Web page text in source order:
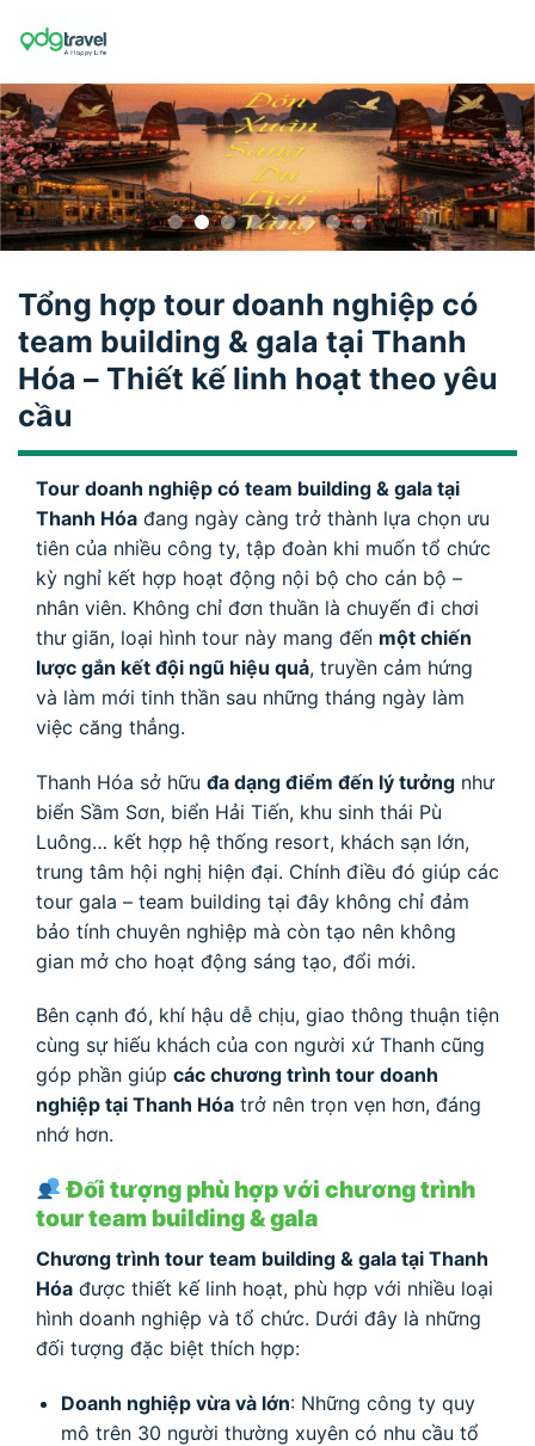
Tổng hợp tour doanh nghiệp có
team building & gala tại Thanh
Hóa – Thiết kế linh hoạt theo yêu
cầu
Tour doanh nghiệp có team building & gala tại
Thanh Hóa đang ngày càng trở thành lựa chọn ưu
tiên của nhiều công ty, tập đoàn khi muốn tổ chức
kỳ nghỉ kết hợp hoạt động nội bộ cho cán bộ –
nhân viên. Không chỉ đơn thuần là chuyến đi chơi
thư giãn, loại hình tour này mang đến một chiến
lược gắn kết đội ngũ hiệu quả, truyền cảm hứng
và làm mới tinh thần sau những tháng ngày làm
việc căng thẳng.
Thanh Hóa sở hữu đa dạng điểm đến lý tưởng như
biển Sầm Sơn, biển Hải Tiến, khu sinh thái Pù
Luông… kết hợp hệ thống resort, khách sạn lớn,
trung tâm hội nghị hiện đại. Chính điều đó giúp các
tour gala – team building tại đây không chỉ đảm
bảo tính chuyên nghiệp mà còn tạo nên không
gian mở cho hoạt động sáng tạo, đổi mới.
Bên cạnh đó, khí hậu dễ chịu, giao thông thuận tiện
cùng sự hiếu khách của con người xứ Thanh cũng
góp phần giúp các chương trình tour doanh
nghiệp tại Thanh Hóa trở nên trọn vẹn hơn, đáng
nhớ hơn.
Đối tượng phù hợp với chương trình
tour team building & gala
Chương trình tour team building & gala tại Thanh
Hóa được thiết kế linh hoạt, phù hợp với nhiều loại
hình doanh nghiệp và tổ chức. Dưới đây là những
đối tượng đặc biệt thích hợp:
Doanh nghiệp vừa và lớn: Những công ty quy
mô trên 30 người thường xuyên có nhu cầu tổ